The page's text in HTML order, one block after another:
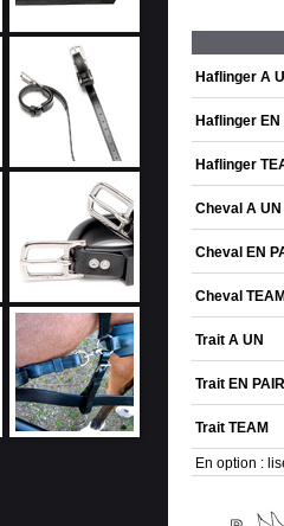
Haflinger A
Haflinger EN
Haflinger
Cheval A UN
Cheval EN
Cheval
Trait A UN
Trait EN
Trait TEAM
En option :